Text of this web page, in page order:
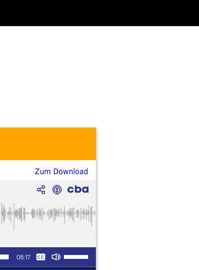
Zum Download